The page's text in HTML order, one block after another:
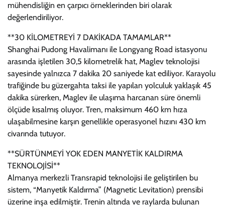
mühendisliğin en çarpıcı örneklerinden biri olarak
değerlendiriliyor.
**30 KİLOMETREYİ 7 DAKİKADA TAMAMLAR**
Shanghai Pudong Havalimanı ile Longyang Road istasyonu
arasında işletilen 30,5 kilometrelik hat, Maglev teknolojisi
sayesinde yalnızca 7 dakika 20 saniyede kat ediliyor. Karayolu
trafiğinde bu güzergahta taksi ile yapılan yolculuk yaklaşık 45
dakika sürerken, Maglev ile ulaşıma harcanan süre önemli
ölçüde kısalmış oluyor. Tren, maksimum 460 km hıza
ulaşabilmesine karşın genellikle operasyonel hızını 430 km
civarında tutuyor.
**SÜRTÜNMEYİ YOK EDEN MANYETİK KALDIRMA
TEKNOLOJİSİ**
Almanya merkezli Transrapid teknolojisi ile geliştirilen bu
sistem, “Manyetik Kaldırma” (Magnetic Levitation) prensibi
üzerine inşa edilmiştir. Trenin altında ve raylarda bulunan